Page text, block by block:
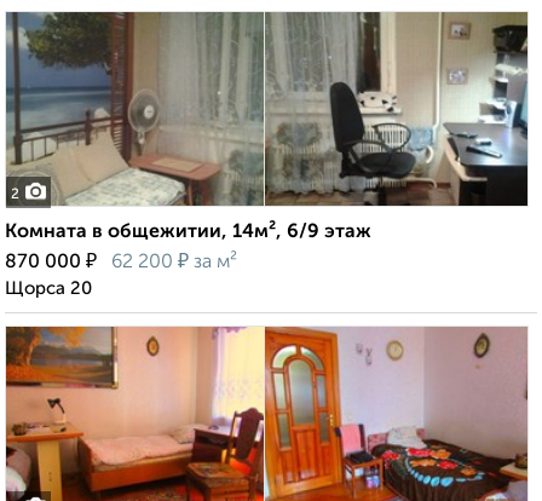
2
Комната в общежитии, 14м², 6/9 этаж
870 000 ₽ 62 200 ₽ за м²
Щорса 20